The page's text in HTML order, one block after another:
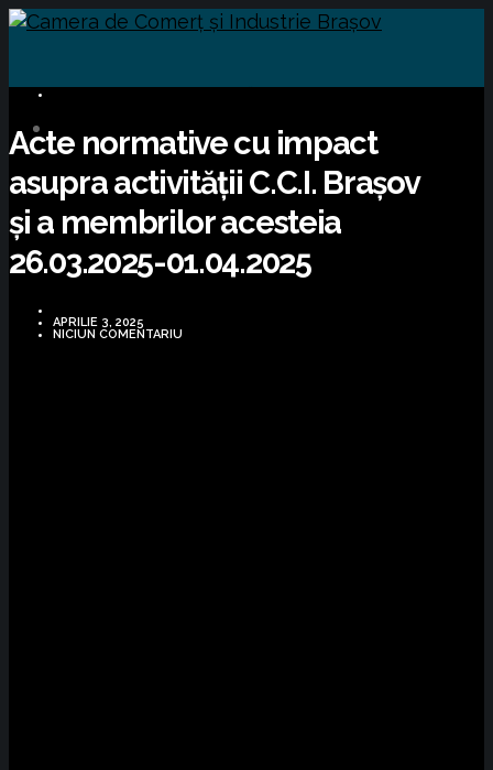
Acte normative cu impact
asupra activității C.C.I. Brașov
și a membrilor acesteia
26.03.2025-01.04.2025
APRILIE 3, 2025
NICIUN COMENTARIU